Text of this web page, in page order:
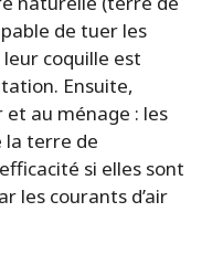
de tuer les
coquille est
Ensuite,
au ménage : les
la terre de
si elles sont
les courants d’air